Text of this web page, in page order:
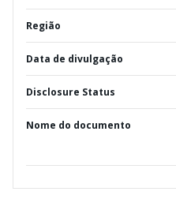
Região
Data de divulgação
Disclosure Status
Nome do documento